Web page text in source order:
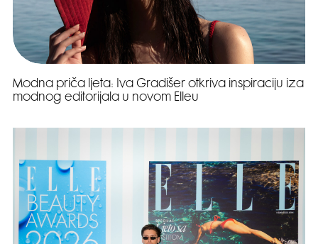
Modna priča ljeta: Iva Gradišer otkriva inspiraciju iza
modnog editorijala u novom Elleu